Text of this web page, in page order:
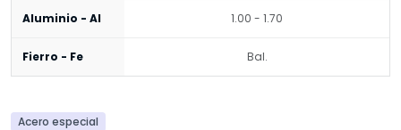
Aluminio - Al 1.00 - 1.70
Fierro - Fe Bal.
Acero especial